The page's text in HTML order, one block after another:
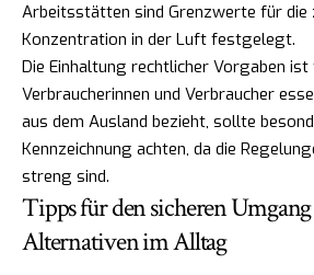
Arbeitsstätten sind Grenzwerte für die
Konzentration in der Luft festgelegt.
Die Einhaltung rechtlicher Vorgaben
Verbraucherinnen und Verbraucher
aus dem Ausland bezieht, sollte
Kennzeichnung achten, da die
streng sind.
Tipps für den sicheren
Alternativen im Alltag